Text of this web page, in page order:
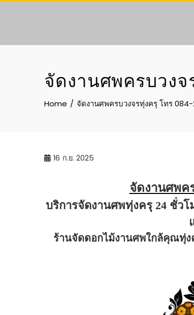
Skip
จัดงานศพครบวงจ
Home จัดงานศพครบวงจรทุ่งครุ โทร
16 ก.ย. 2025
จัดงานศพค
บริการจัดงานศพทุ่งครุ 24 ชั่วโ
ร้านจัดดอกไม้งานศพใกล้คุณทุ่ง